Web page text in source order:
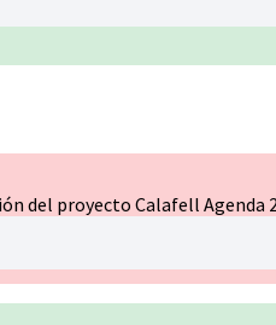
del proyecto Calafell Agenda